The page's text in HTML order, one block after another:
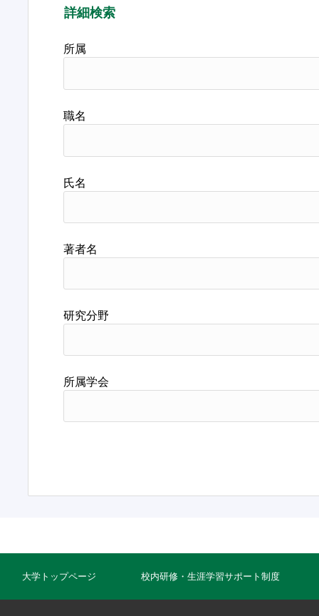
詳細検索
所属
職名
氏名
著者名
研究分野
所属学会
大学トップページ 校内研修・生涯学習サポート制度